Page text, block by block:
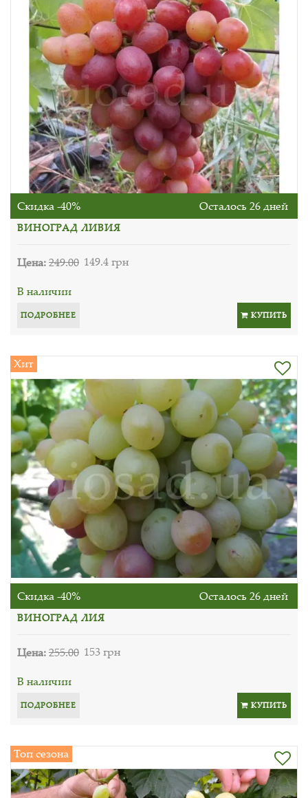
Скидка -40% Осталось 26 дней
ВИНОГРАД ЛИВИЯ
Цена:249.00 149.4 грн
В наличии
ПОДРОБНЕЕ КУПИТЬ
Хит
Скидка -40% Осталось 26 дней
ВИНОГРАД ЛИЯ
Цена:255.00 153 грн
В наличии
ПОДРОБНЕЕ КУПИТЬ
Топ сезона